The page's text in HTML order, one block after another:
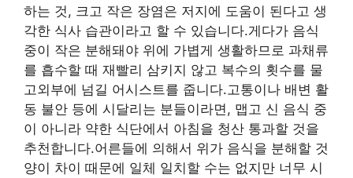
하는 것, 크고 작은 장염은 저지에 도움이 된다고 생
각한 식사 습관이라고 할 수 있습니다.게다가 음식
중이 작은 분해돼야 위에 가볍게 생활하므로 과채류
를 흡수할 때 재빨리 삼키지 않고 복수의 횟수를 물
고외부에 넘길 어시스트를 줍니다.고통이나 배변 활
동 불안 등에 시달리는 분들이라면, 맵고 신 음식 중
이 아니라 약한 식단에서 아침을 청산 통과할 것을
추천합니다.어른들에 의해서 위가 음식을 분해할 것
양이 차이 때문에 일체 일치할 수는 없지만 너무 시